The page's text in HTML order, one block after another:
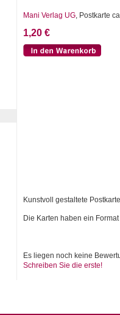
Mani Verlag UG, Postkarte
1,20 €
Kunstvoll gestaltete
Die Karten haben ein
Es liegen noch keine
Schreiben Sie die erste!